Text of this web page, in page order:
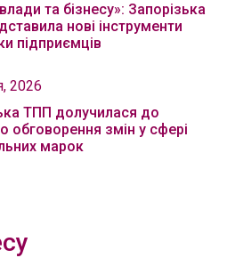
та бізнесу»: Запорізька
нові інструменти
підприємців
2026
ТПП долучилася до
обговорення змін у сфері
марок